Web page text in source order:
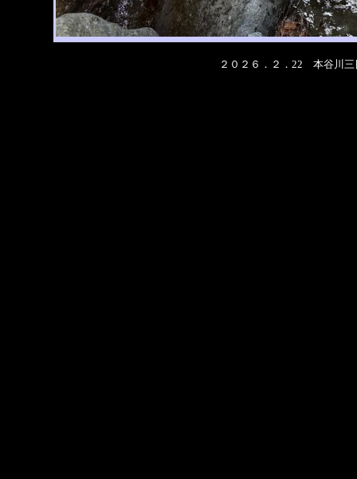
２０２６．２．22 本谷川三